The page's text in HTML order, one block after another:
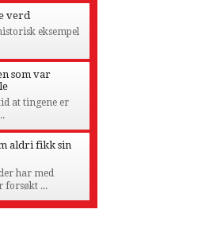
verd
eksempel
som var
at tingene er
aldri fikk sin
har med
forsøkt ...